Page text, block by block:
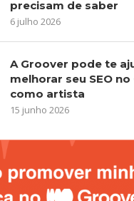
precisam de saber
6 julho 2026
A Groover pode te
melhorar seu SEO no
como artista
15 junho 2026